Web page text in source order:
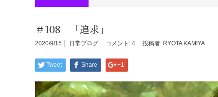
＃108 「追求」
2020/9/15 日常ブログ コメント: 4 投稿者: RYOTA KAMIYA
Tweet Share +1